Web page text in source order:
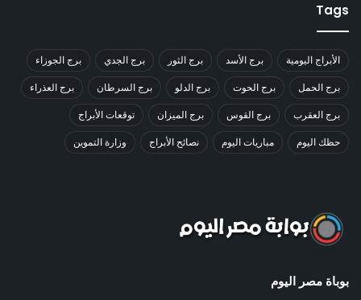
Tags
الأبراج اليومية برج الأسد برج الثور برج الجدي برج الجوزاء
برج الحمل برج الحوت برج الدلو برج السرطان برج العذراء
برج العقرب برج القوس برج الميزان توقعات الأبراج
حظك اليوم مباريات اليوم نصائح الأبراج وزارة التموين
بوباة مصر اليوم